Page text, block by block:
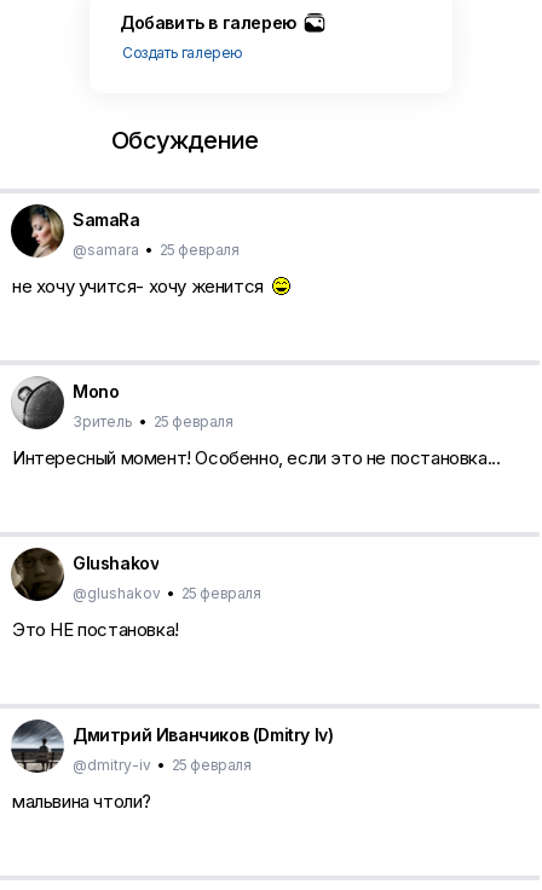
Добавить в галерею
Создать галерею
Обсуждение
SamaRa
@samara • 25 февраля
не хочу учится- хочу женится
Mono
Зритель • 25 февраля
Интересный момент! Особенно, если это не постановка...
Glushakov
@glushakov • 25 февраля
Это НЕ постановка!
Дмитрий Иванчиков (Dmitry Iv)
@dmitry-iv • 25 февраля
мальвина чтоли?